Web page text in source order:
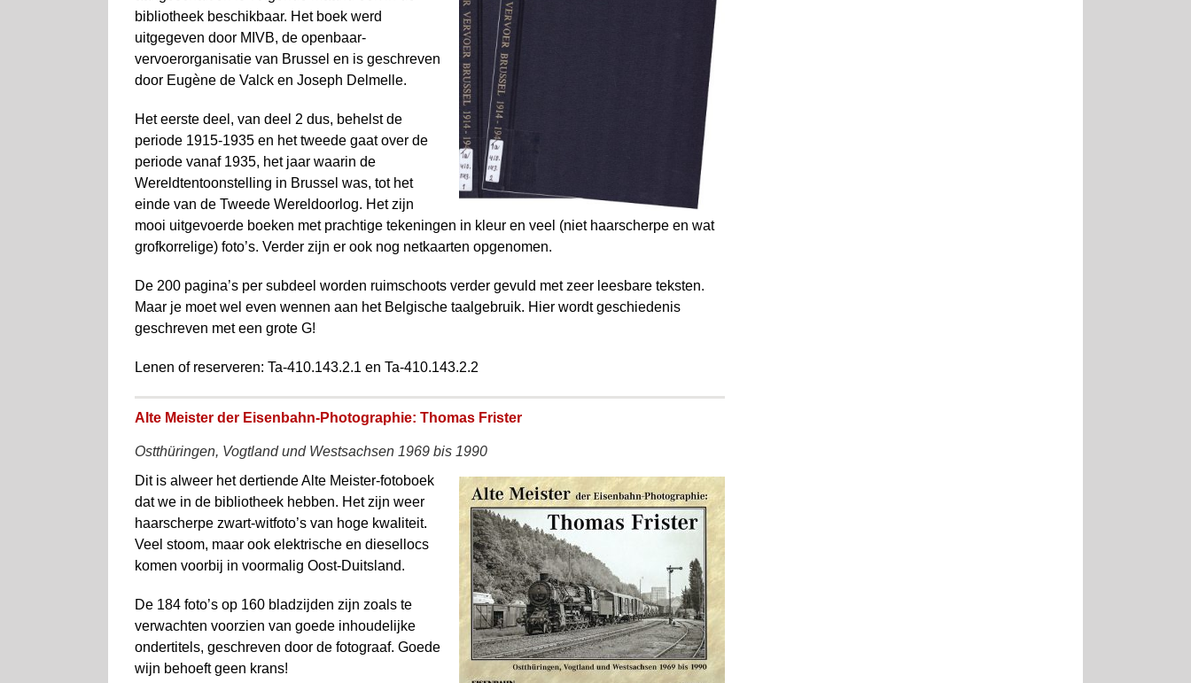
bibliotheek beschikbaar. Het boek werd
uitgegeven door MIVB, de openbaar­
vervoerorganisatie van Brussel en is geschreven
door Eugène de Valck en Joseph Delmelle.
Het eerste deel, van deel 2 dus, behelst de
periode 1915-1935 en het tweede gaat over de
periode vanaf 1935, het jaar waarin de
Wereldtentoonstelling in Brussel was, tot het
einde van de Tweede Wereldoorlog. Het zijn
mooi uitgevoerde boeken met prachtige tekeningen in kleur en veel (niet haarscherpe en wat
grofkorrelige) foto’s. Verder zijn er ook nog netkaarten opgenomen.
De 200 pagina’s per subdeel worden ruimschoots verder gevuld met zeer leesbare teksten.
Maar je moet wel even wennen aan het Belgische taalgebruik. Hier wordt geschiedenis
geschreven met een grote G!
Lenen of reserveren: Ta-410.143.2.1 en Ta-410.143.2.2
Alte Meister der Eisenbahn-Photographie: Thomas Frister
Ostthüringen, Vogtland und Westsachsen 1969 bis 1990
Dit is alweer het dertiende Alte Meister-fotoboek
dat we in de bibliotheek hebben. Het zijn weer
haarscherpe zwart-witfoto’s van hoge kwaliteit.
Veel stoom, maar ook elektrische en diesellocs
komen voorbij in voormalig Oost-Duitsland.
De 184 foto’s op 160 bladzijden zijn zoals te
verwachten voorzien van goede inhoudelijke
ondertitels, geschreven door de fotograaf. Goede
wijn behoeft geen krans!